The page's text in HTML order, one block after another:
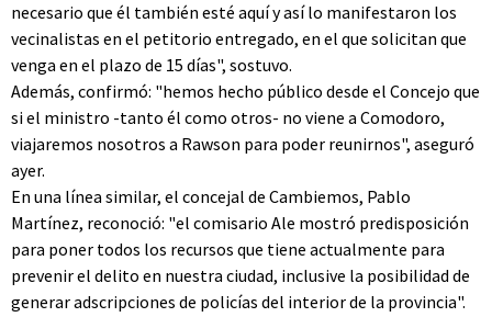
necesario que él también esté aquí y así lo manifestaron los
vecinalistas en el petitorio entregado, en el que solicitan que
venga en el plazo de 15 días", sostuvo.
Además, confirmó: "hemos hecho público desde el Concejo que
si el ministro -tanto él como otros- no viene a Comodoro,
viajaremos nosotros a Rawson para poder reunirnos", aseguró
ayer.
En una línea similar, el concejal de Cambiemos, Pablo
Martínez, reconoció: "el comisario Ale mostró predisposición
para poner todos los recursos que tiene actualmente para
prevenir el delito en nuestra ciudad, inclusive la posibilidad de
generar adscripciones de policías del interior de la provincia".